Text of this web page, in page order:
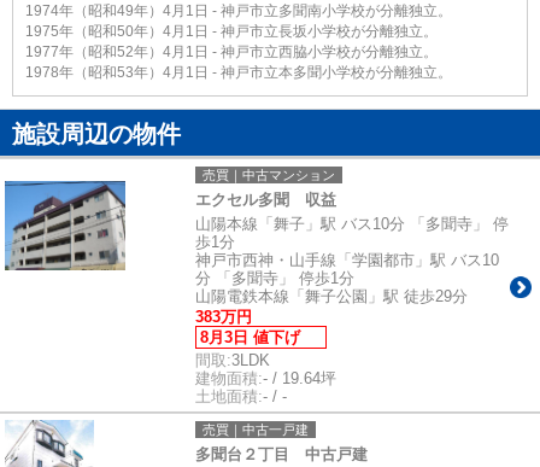
1974年（昭和49年）4月1日 - 神戸市立多聞南小学校が分離独立。
1975年（昭和50年）4月1日 - 神戸市立長坂小学校が分離独立。
1977年（昭和52年）4月1日 - 神戸市立西脇小学校が分離独立。
1978年（昭和53年）4月1日 - 神戸市立本多聞小学校が分離独立。
施設周辺の物件
売買｜中古マンション
エクセル多聞 収益
山陽本線「舞子」駅 バス10分 「多聞寺」 停
歩1分
神戸市西神・山手線「学園都市」駅 バス10
分 「多聞寺」 停歩1分
山陽電鉄本線「舞子公園」駅 徒歩29分
383万円
8月3日 値下げ
間取:3LDK
建物面積:- / 19.64坪
土地面積:- / -
売買｜中古一戸建
多聞台２丁目 中古戸建